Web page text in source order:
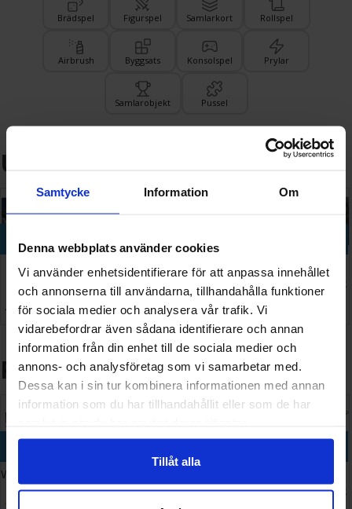
Samtycke Information Om
Denna webbplats använder cookies
Vi använder enhetsidentifierare för att anpassa innehållet
och annonserna till användarna, tillhandahålla funktioner
för sociala medier och analysera vår trafik. Vi
vidarebefordrar även sådana identifierare och annan
information från din enhet till de sociala medier och
annons- och analysföretag som vi samarbetar med.
Dessa kan i sin tur kombinera informationen med annan
information som du har tillhandahållit eller som de har
Tillåt alla
Brädspel Figurspel Samlarkort Rollspel
Airbrush Byggsats Konsolspel Prylar
Samlarobjekt Pussel
Utvalda nyheter
Köp
Sleeves
Matte
Non-Glare
Blue
128 SEK I lager:16
Köp
Standard
Card Game
Value Pack
66x91
x200
149 SEK I lager:6
Köp
Vallejo
True
Metallic
Starter Set
734 SEK I lager:2
Disney
Lorcana
Fabled
Portfolio
426 SEK
Pokemon
Pitch Black
ETB
Populär nu
Köp
Warhammer
40K
Köp
Chaos
Köp
Pitch Black
Köp
Pocket
Köp
Steenbeck